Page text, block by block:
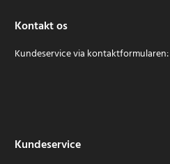
Kontakt os
Kundeservice via kontaktformularen:
Kundeservice